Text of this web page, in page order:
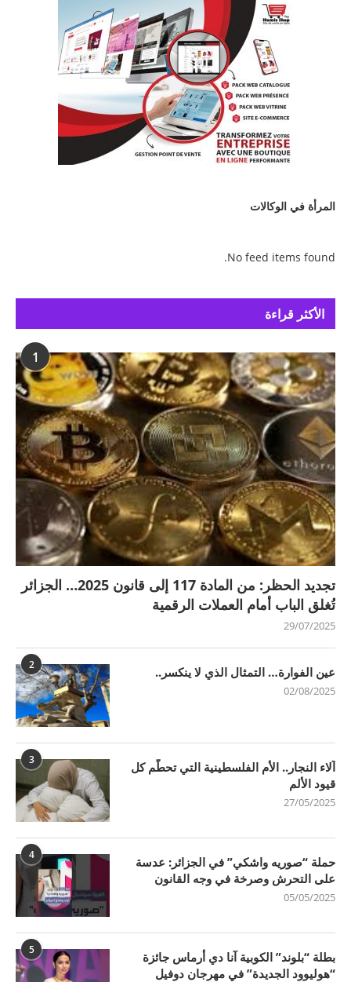
المرأة في الوكالات
No feed items found.
الأكثر قراءة
1
تجديد الحظر: من المادة 117 إلى قانون 2025… الجزائر
تُغلق الباب أمام العملات الرقمية
29/07/2025
2 عين الفوارة… التمثال الذي لا ينكسر..
02/08/2025
3
آلاء النجار.. الأم الفلسطينية التي تحطّم كل
قيود الألم
27/05/2025
4
حملة “صوريه واشكي” في الجزائر: عدسة
على التحرش وصرخة في وجه القانون
05/05/2025
5
بطلة “بلوند” الكوبية آنا دي أرماس جائزة
“هوليوود الجديدة” في مهرجان دوفيل